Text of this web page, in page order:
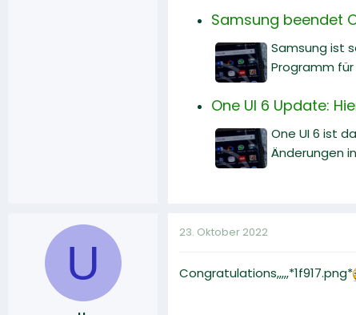
Samsung beendet
Samsung ist
Programm für
One UI 6 Update:
One UI 6 ist
Änderungen
U
23. Oktober 2022
Congratulations,,,,,*1f917.png*